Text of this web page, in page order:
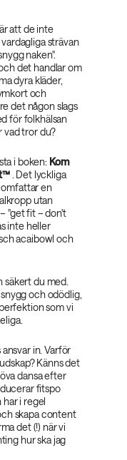
att de inte
strävan
naken".
det handlar om
dyra kläder,
och
det någon slags
för folkhälsan
vad tror du?
i boken: Kom
. Det lyckliga
omfattar en
utan
"get fit – don't
inte heller
acaibowl och
säkert du med.
och odödlig,
som vi
in. Varför
Känns det
dansa efter
fitspo
i regel
skapa content
det (!) när vi
hur ska jag